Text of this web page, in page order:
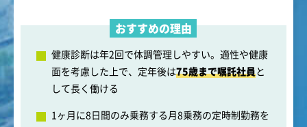
おすすめの理由
健康診断は年2回で体調管理しやすい。適性や健康
面を考慮した上で、定年後は75歳まで嘱託社員と
して長く働ける
1ヶ月に8日間のみ乗務する月8乗務の定時制勤務を